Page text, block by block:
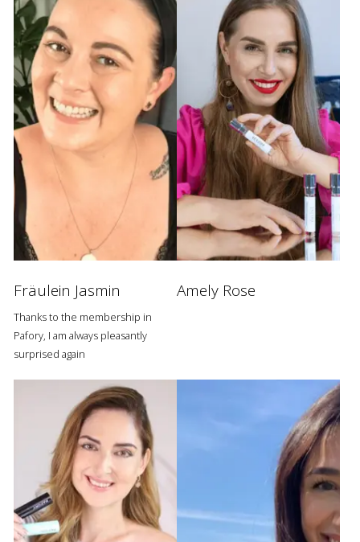
Fräulein Jasmin
Thanks to the membership in
Pafory, I am always pleasantly
surprised again
Amely Rose